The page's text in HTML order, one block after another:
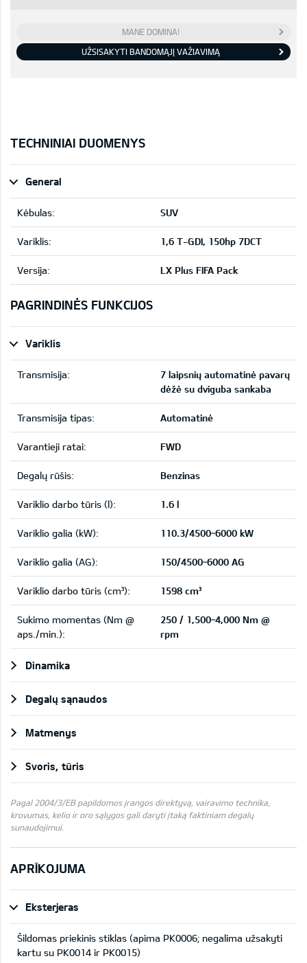
MANE DOMINA!
UŽSISAKYTI BANDOMĄJĮ VAŽIAVIMĄ
TECHNINIAI DUOMENYS
General
Kėbulas: SUV
Variklis: 1,6 T-GDI, 150hp 7DCT
Versija: LX Plus FIFA Pack
PAGRINDINĖS FUNKCIJOS
Variklis
Transmisija:
7 laipsnių automatinė pavarų
dėžė su dviguba sankaba
Transmisija tipas: Automatinė
Varantieji ratai: FWD
Degalų rūšis: Benzinas
Variklio darbo tūris (l): 1.6 l
Variklio galia (kW): 110.3/4500~6000 kW
Variklio galia (AG): 150/4500~6000 AG
Variklio darbo tūris (cm³): 1598 cm³
Sukimo momentas (Nm @
aps./min.):
250 / 1,500~4,000 Nm @
rpm
Dinamika
Degalų sąnaudos
Matmenys
Svoris, tūris
Pagal 2004/3/EB papildomos įrangos direktyvą, vairavimo technika,
krovumas, kelio ir oro sąlygos gali daryti įtaką faktiniam degalų
sunaudojimui.
APRĪKOJUMA
Eksterjeras
Šildomas priekinis stiklas (apima PK0006; negalima užsakyti
kartu su PK0014 ir PK0015)